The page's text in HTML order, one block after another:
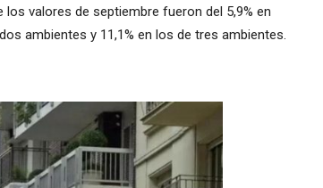
valores de septiembre fueron del 5,9% en
ambientes y 11,1% en los de tres ambientes.